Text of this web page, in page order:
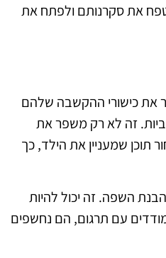
את סקרנותם ולפתח את
את כישורי ההקשבה שלהם
זה לא רק משפר את
שמעניין את הילד, כך
השפה. זה יכול להיות
עם תרגום, הם נחשפים